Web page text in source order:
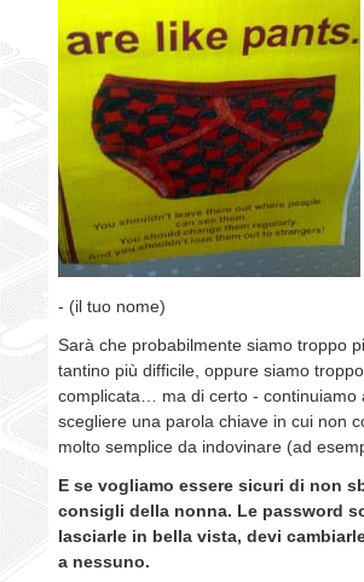
- (il tuo nome)
Sarà che probabilmente siamo troppo
tantino più difficile, oppure siamo
complicata… ma di certo - continuiamo
scegliere una parola chiave in cui non
molto semplice da indovinare (ad
E se vogliamo essere sicuri di non
consigli della nonna. Le password
lasciarle in bella vista, devi
a nessuno.